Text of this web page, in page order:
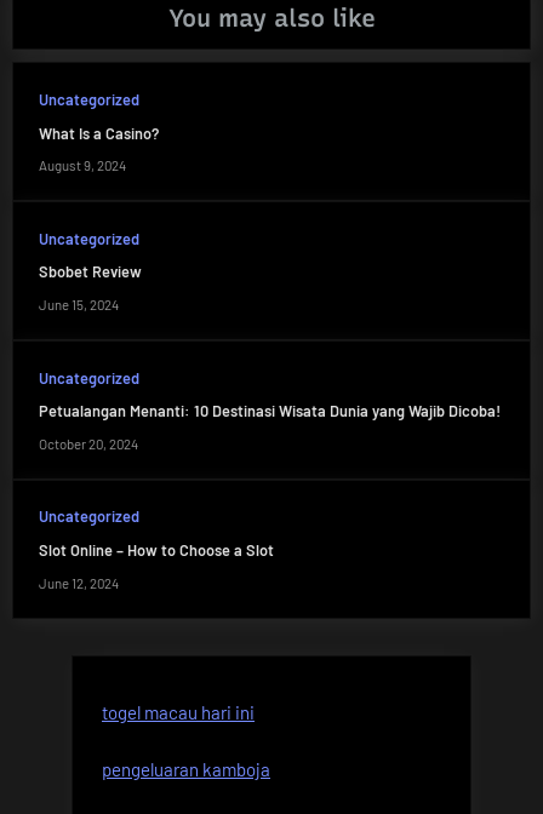
You may also like
Uncategorized
What Is a Casino?
August 9, 2024
Uncategorized
Sbobet Review
June 15, 2024
Uncategorized
Petualangan Menanti: 10 Destinasi Wisata Dunia yang Wajib Dicoba!
October 20, 2024
Uncategorized
Slot Online – How to Choose a Slot
June 12, 2024
togel macau hari ini
pengeluaran kamboja